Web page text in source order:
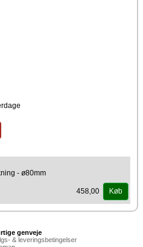
- ø80mm
458,00 Køb
genveje
& leveringsbetingelser